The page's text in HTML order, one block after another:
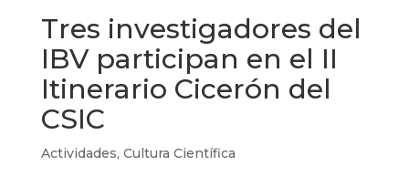
Tres investigadores del
IBV participan en el II
Itinerario Cicerón del
CSIC
Actividades, Cultura Científica